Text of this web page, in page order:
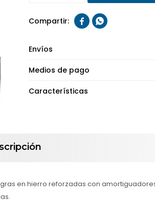
 
Envíos
Medios de pago
Características
en hierro reforzadas con